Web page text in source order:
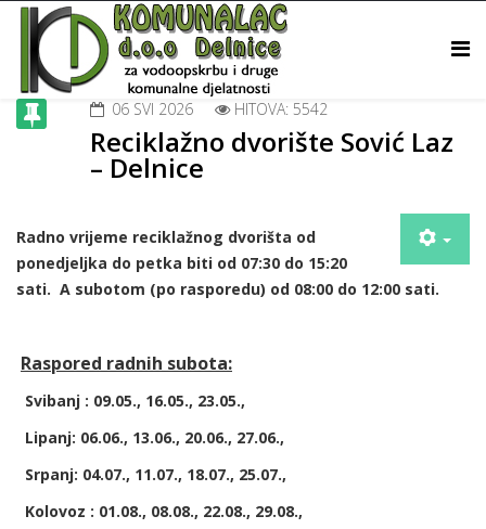
06 SVI 2026 HITOVA: 5542
Reciklažno dvorište Sović Laz
– Delnice
Radno vrijeme reciklažnog dvorišta od
ponedjeljka do petka biti od 07:30 do 15:20
sati. A subotom (po rasporedu) od 08:00 do 12:00 sati.
Raspored radnih subota:
Svibanj : 09.05., 16.05., 23.05.,
Lipanj: 06.06., 13.06., 20.06., 27.06.,
Srpanj: 04.07., 11.07., 18.07., 25.07.,
Kolovoz : 01.08., 08.08., 22.08., 29.08.,